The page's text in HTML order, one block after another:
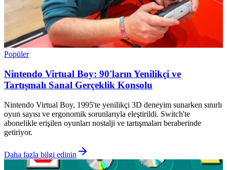
Popüler
Nintendo Virtual Boy: 90'ların Yenilikçi ve
Tartışmalı Sanal Gerçeklik Konsolu
Nintendo Virtual Boy, 1995'te yenilikçi 3D deneyim sunarken sınırlı
oyun sayısı ve ergonomik sorunlarıyla eleştirildi. Switch'te
abonelikle erişilen oyunları nostalji ve tartışmaları beraberinde
getiriyor.
Daha fazla bilgi edinin